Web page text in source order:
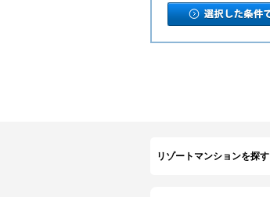
リゾートマンションを探す